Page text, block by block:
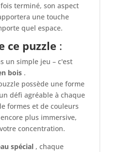
terminé, son aspect
une touche
quel espace.
ce puzzle :
un simple jeu – c'est
bois.
possède une forme
défi agréable à chaque
formes et de couleurs
plus immersive,
concentration.
spécial, chaque